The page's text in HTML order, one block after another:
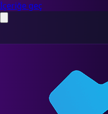
İçeriğe geç